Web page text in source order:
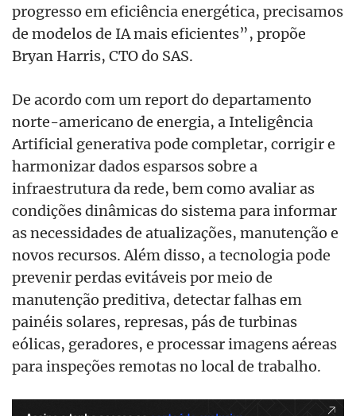
progresso em eficiência energética, precisamos
de modelos de IA mais eficientes”, propõe
Bryan Harris, CTO do SAS.
De acordo com um report do departamento
norte-americano de energia, a Inteligência
Artificial generativa pode completar, corrigir e
harmonizar dados esparsos sobre a
infraestrutura da rede, bem como avaliar as
condições dinâmicas do sistema para informar
as necessidades de atualizações, manutenção e
novos recursos. Além disso, a tecnologia pode
prevenir perdas evitáveis por meio de
manutenção preditiva, detectar falhas em
painéis solares, represas, pás de turbinas
eólicas, geradores, e processar imagens aéreas
para inspeções remotas no local de trabalho.